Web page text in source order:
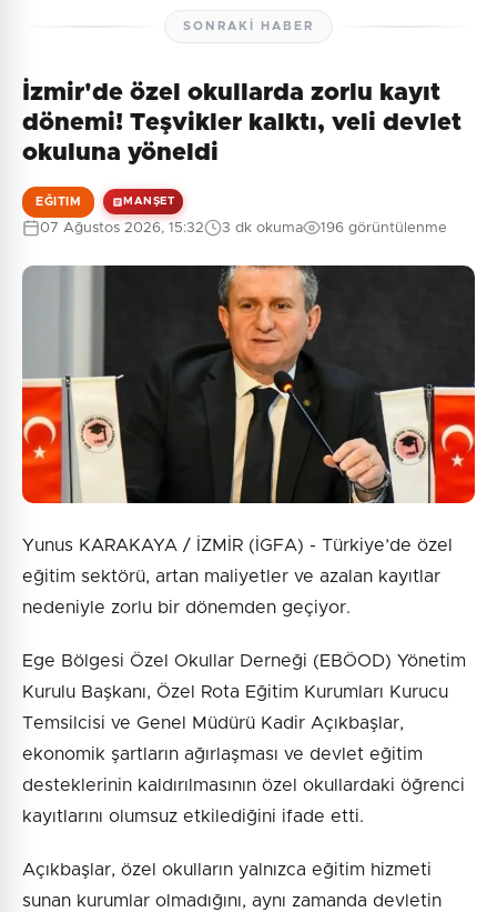
SONRAKI HABER
İzmir'de özel okullarda zorlu kayıt
dönemi! Teşvikler kalktı, veli devlet
okuluna yöneldi
EĞITIM MANŞET
07 Ağustos 2026, 15:32 3 dk okuma 196 görüntülenme
Yunus KARAKAYA / İZMİR (İGFA) - Türkiye’de özel
eğitim sektörü, artan maliyetler ve azalan kayıtlar
nedeniyle zorlu bir dönemden geçiyor.
Ege Bölgesi Özel Okullar Derneği (EBÖOD) Yönetim
Kurulu Başkanı, Özel Rota Eğitim Kurumları Kurucu
Temsilcisi ve Genel Müdürü Kadir Açıkbaşlar,
ekonomik şartların ağırlaşması ve devlet eğitim
desteklerinin kaldırılmasının özel okullardaki öğrenci
kayıtlarını olumsuz etkilediğini ifade etti.
Açıkbaşlar, özel okulların yalnızca eğitim hizmeti
sunan kurumlar olmadığını, aynı zamanda devletin